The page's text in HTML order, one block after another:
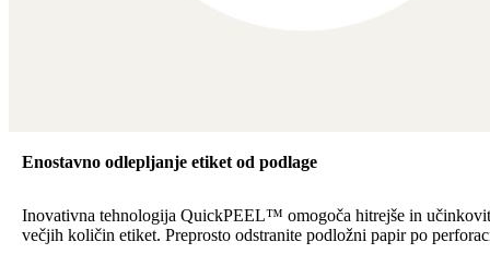
Enostavno odlepljanje etiket od podlage
Inovativna tehnologija QuickPEEL™ omogoča hitrejše in
večjih količin etiket. Preprosto odstranite podložni papir po